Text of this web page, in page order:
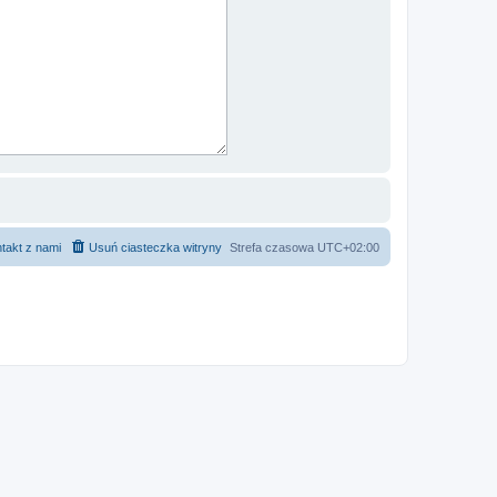
Strefa czasowa UTC+02:00
Usuń ciasteczka witryny
z nami